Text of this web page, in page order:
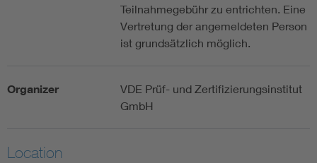
Teilnahmegebühr zu entrichten. Eine
Vertretung der angemeldeten Person
ist grundsätzlich möglich.
Organizer
VDE Prüf- und Zertifizierungsinstitut
GmbH
Location